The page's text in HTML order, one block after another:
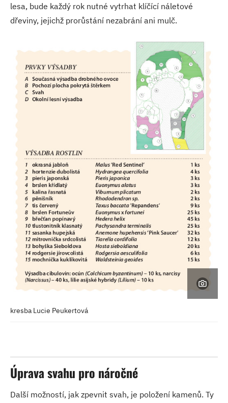
lesa, bude každý rok nutné vytrhat klíčící náletové
dřeviny, jejichž prorůstání nezabrání ani mulč.
kresba Lucie Peukertová
Úprava svahu pro náročné
Další možností, jak zpevnit svah, je položení kamenů. Ty